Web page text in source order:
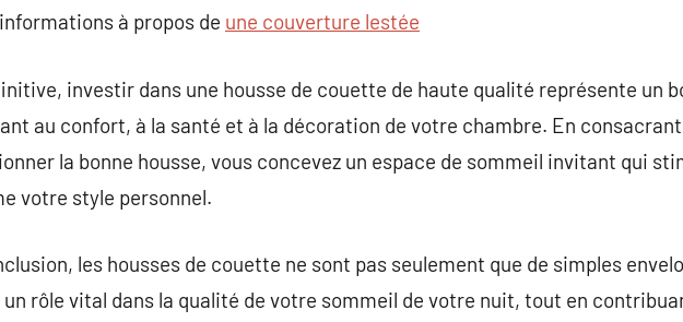
à propos de une couverture lestée
investir dans une housse de couette de haute qualité représente un
au confort, à la santé et à la décoration de votre chambre. En
la bonne housse, vous concevez un espace de sommeil invitant qui
votre style personnel.
les housses de couette ne sont pas seulement que de simples
rôle vital dans la qualité de votre sommeil de votre nuit, tout en